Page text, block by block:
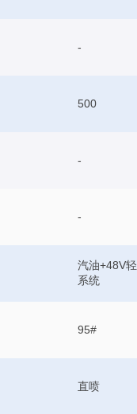
-
500
-
-
汽油+48V
系统
95#
直喷